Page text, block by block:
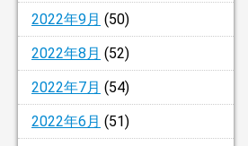
2022年9月 (50)
2022年8月 (52)
2022年7月 (54)
2022年6月 (51)